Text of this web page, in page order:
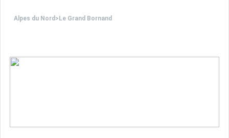
Informations pratiques : Vous
Face aux pistes de ski et à 300 m de l'école de ski, la
Alpes du Nord > Le Grand Bornand